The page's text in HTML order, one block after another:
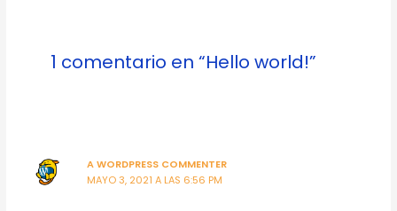
1 comentario en “Hello world!”
A WORDPRESS COMMENTER
MAYO 3, 2021 A LAS 6:56 PM